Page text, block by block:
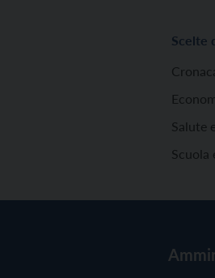
Scelte
Salute
Scuola